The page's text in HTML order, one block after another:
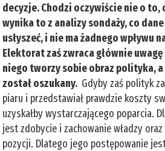
decyzje. Chodzi oczywiście nie o to,
wynika to z analizy sondaży, co
usłyszeć, i nie ma żadnego wpływu
Elektorat zaś zwraca głównie
niego tworzy sobie obraz polityka, a
został oszukany. Gdyby zaś polityk
piaru i przedstawiał prawdzie koszty
uzyskałby wystarczającego poparcia.
jest zdobycie i zachowanie władzy
pozycji. Dlatego jego postępowanie